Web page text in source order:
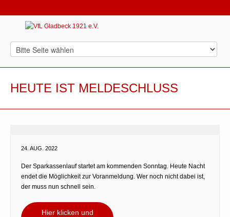
HEUTE IST MELDESCHLUSS
24. AUG. 2022
Der Sparkassenlauf startet am kommenden Sonntag. Heute Nacht
endet die Möglichkeit zur Voranmeldung. Wer noch nicht dabei ist,
der muss nun schnell sein.
Hier klicken und